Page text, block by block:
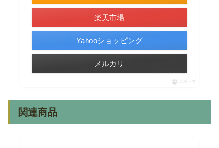
楽天市場
Yahooショッピング
メルカリ
ポチップ
関連商品